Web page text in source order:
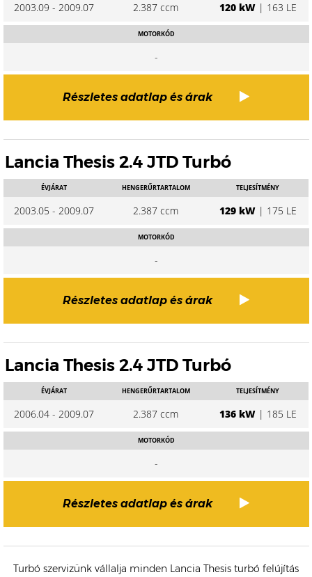
2003.09 - 2009.07 2.387 ccm 120 kW| 163 LE
MOTORKÓD
-
Részletes adatlap és árak
Lancia Thesis 2.4 JTD Turbó
ÉVJÁRAT
2003.05 - 2009.07
HENGERŰRTARTALOM
2.387 ccm
TELJESÍTMÉNY
129 kW| 175 LE
MOTORKÓD
-
Részletes adatlap és árak
Lancia Thesis 2.4 JTD Turbó
ÉVJÁRAT
2006.04 - 2009.07
HENGERŰRTARTALOM
2.387 ccm
TELJESÍTMÉNY
136 kW| 185 LE
MOTORKÓD
-
Részletes adatlap és árak
Turbó szervizünk vállalja minden Lancia Thesis turbó felújítás